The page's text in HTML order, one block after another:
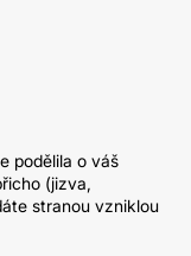
podělila o váš
(jizva,
stranou vzniklou